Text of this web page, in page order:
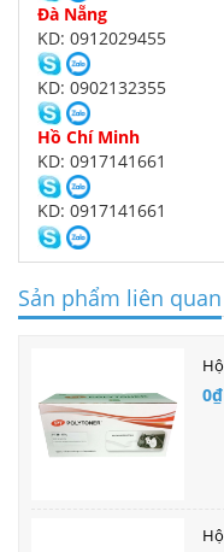
Đà Nẵng
KD: 0912029455
KD: 0902132355
Hồ Chí Minh
KD: 0917141661
KD: 0917141661
Sản phẩm liên quan
0₫